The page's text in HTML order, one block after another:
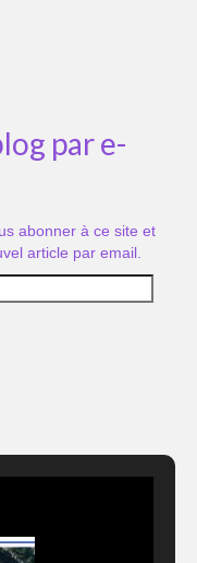
par e-
abonner à ce site et
article par email.